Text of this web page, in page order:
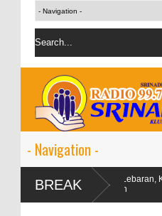
BREAK
Libur Lebaran, Konsumsi
Persen